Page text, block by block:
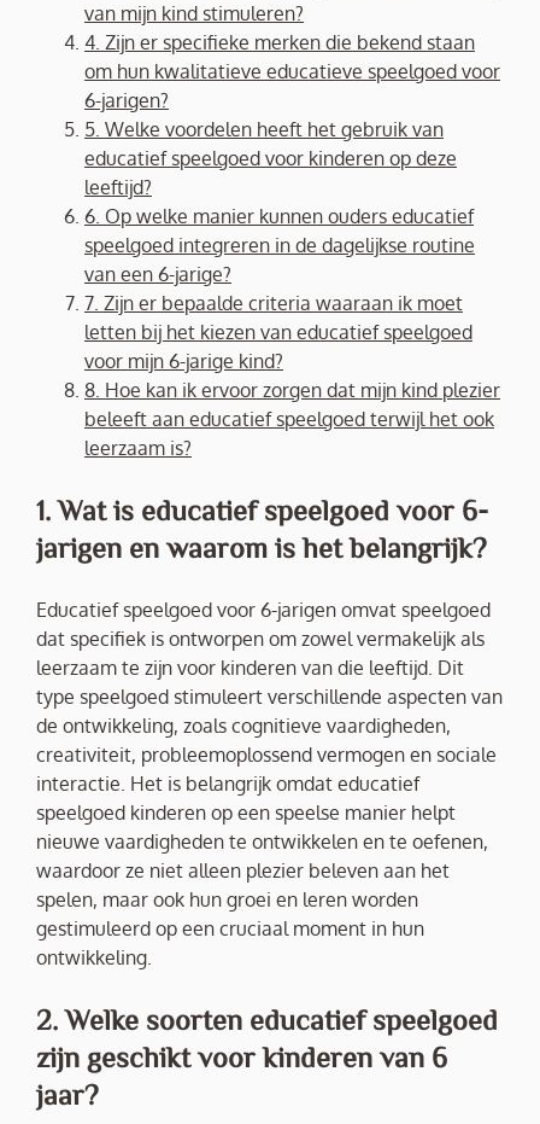
van mijn kind stimuleren?
4. Zijn er specifieke merken die bekend staan
om hun kwalitatieve educatieve speelgoed voor
6-jarigen?
5. Welke voordelen heeft het gebruik van
educatief speelgoed voor kinderen op deze
leeftijd?
6. Op welke manier kunnen ouders educatief
speelgoed integreren in de dagelijkse routine
van een 6-jarige?
7. Zijn er bepaalde criteria waaraan ik moet
letten bij het kiezen van educatief speelgoed
voor mijn 6-jarige kind?
8. Hoe kan ik ervoor zorgen dat mijn kind plezier
beleeft aan educatief speelgoed terwijl het ook
leerzaam is?
1. Wat is educatief speelgoed voor 6-
jarigen en waarom is het belangrijk?
Educatief speelgoed voor 6-jarigen omvat speelgoed
dat specifiek is ontworpen om zowel vermakelijk als
leerzaam te zijn voor kinderen van die leeftijd. Dit
type speelgoed stimuleert verschillende aspecten van
de ontwikkeling, zoals cognitieve vaardigheden,
creativiteit, probleemoplossend vermogen en sociale
interactie. Het is belangrijk omdat educatief
speelgoed kinderen op een speelse manier helpt
nieuwe vaardigheden te ontwikkelen en te oefenen,
waardoor ze niet alleen plezier beleven aan het
spelen, maar ook hun groei en leren worden
gestimuleerd op een cruciaal moment in hun
ontwikkeling.
2. Welke soorten educatief speelgoed
zijn geschikt voor kinderen van 6
jaar?